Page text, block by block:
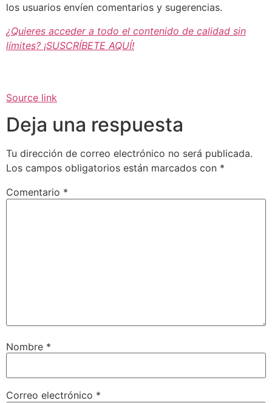
los usuarios envíen comentarios y sugerencias.
¿Quieres acceder a todo el contenido de calidad sin
límites? ¡SUSCRÍBETE AQUÍ!
Source link
Deja una respuesta
Tu dirección de correo electrónico no será publicada.
Los campos obligatorios están marcados con *
Comentario *
Nombre *
Correo electrónico *